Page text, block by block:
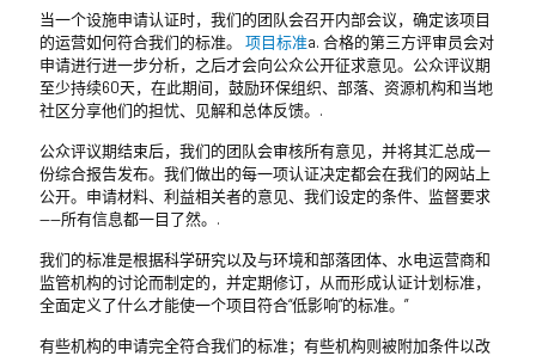
当一个设施申请认证时，我们的团队会召开内部会议，确定该项目
的运营如何符合我们的标准。 项目标准a. 合格的第三方评审员会对
申请进行进一步分析，之后才会向公众公开征求意见。公众评议期
至少持续60天，在此期间，鼓励环保组织、部落、资源机构和当地
社区分享他们的担忧、见解和总体反馈。.
公众评议期结束后，我们的团队会审核所有意见，并将其汇总成一
份综合报告发布。我们做出的每一项认证决定都会在我们的网站上
公开。申请材料、利益相关者的意见、我们设定的条件、监督要求
——所有信息都一目了然。.
我们的标准是根据科学研究以及与环境和部落团体、水电运营商和
监管机构的讨论而制定的，并定期修订，从而形成认证计划标准，
全面定义了什么才能使一个项目符合“低影响”的标准。”
有些机构的申请完全符合我们的标准；有些机构则被附加条件以改